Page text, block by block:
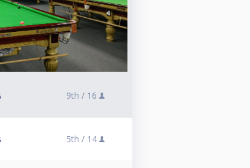
9th / 16
5th / 14